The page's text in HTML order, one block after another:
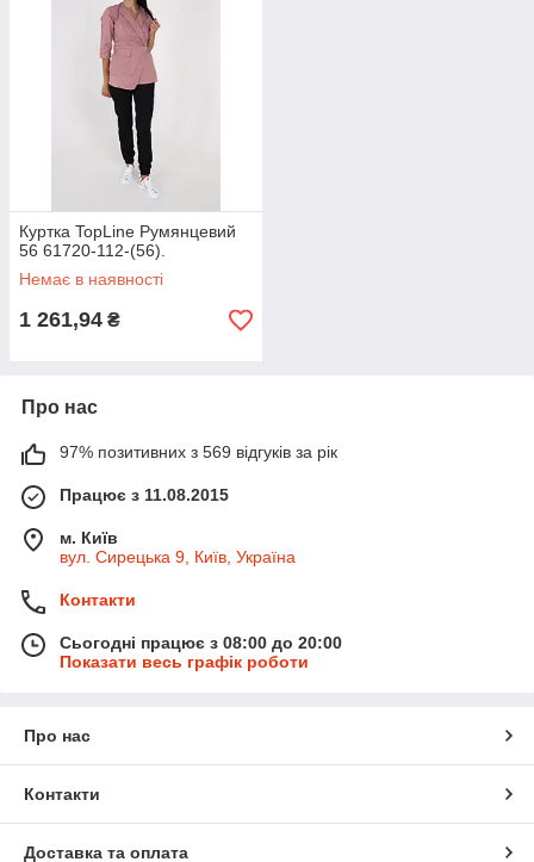
Куртка TopLine Румянцевий
56 61720-112-(56).
Немає в наявності
1 261,94 ₴
Про нас
97% позитивних з 569 відгуків за рік
Працює з 11.08.2015
м. Київ
вул. Сирецька 9, Київ, Україна
Контакти
Сьогодні працює з 08:00 до 20:00
Показати весь графік роботи
Про нас
Контакти
Доставка та оплата